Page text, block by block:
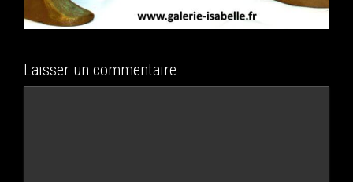
Laisser un commentaire